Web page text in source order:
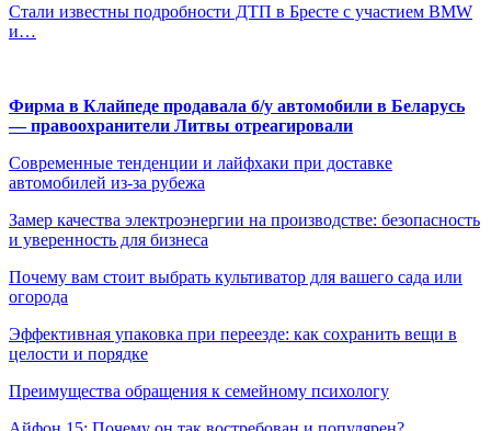
Стали известны подробности ДТП в Бресте с участием BMW
и…
Фирма в Клайпеде продавала б/у автомобили в Беларусь
— правоохранители Литвы отреагировали
Современные тенденции и лайфхаки при доставке
автомобилей из-за рубежа
Замер качества электроэнергии на производстве: безопасность
и уверенность для бизнеса
Почему вам стоит выбрать культиватор для вашего сада или
огорода
Эффективная упаковка при переезде: как сохранить вещи в
целости и порядке
Преимущества обращения к семейному психологу